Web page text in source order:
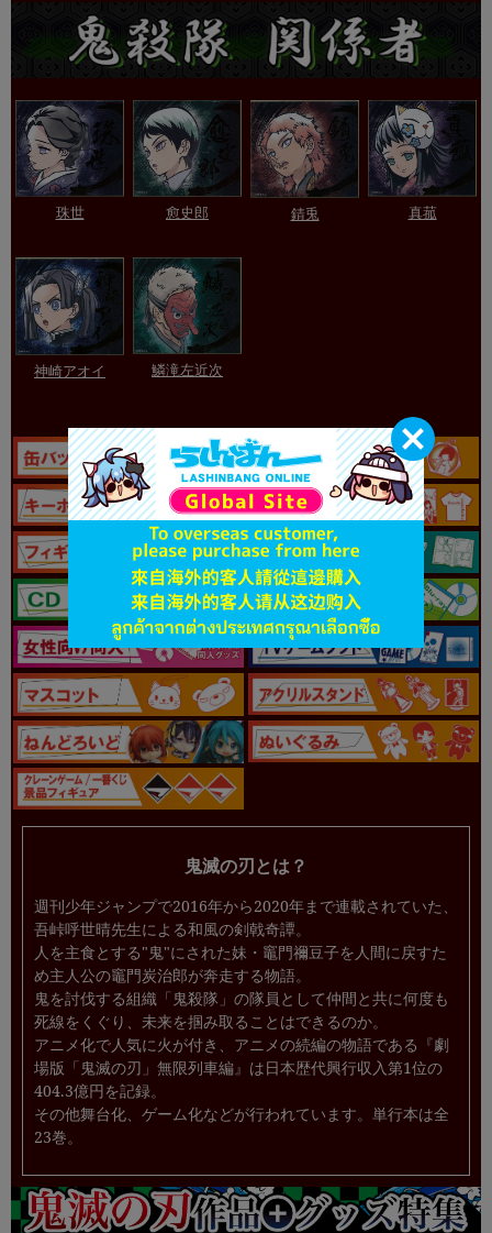
珠世 愈史郎 錆兎 真菰
神崎アオイ 鱗滝左近次
鬼滅の刃とは？
週刊少年ジャンプで2016年から2020年まで連載されていた、
吾峠呼世晴先生による和風の剣戟奇譚。
人を主食とする"鬼"にされた妹・竈門禰豆子を人間に戻すた
め主人公の竈門炭治郎が奔走する物語。
鬼を討伐する組織「鬼殺隊」の隊員として仲間と共に何度も
死線をくぐり、未来を掴み取ることはできるのか。
アニメ化で人気に火が付き、アニメの続編の物語である『劇
場版「鬼滅の刃」無限列車編』は日本歴代興行収入第1位の
404.3億円を記録。
その他舞台化、ゲーム化などが行われています。単行本は全
23巻。